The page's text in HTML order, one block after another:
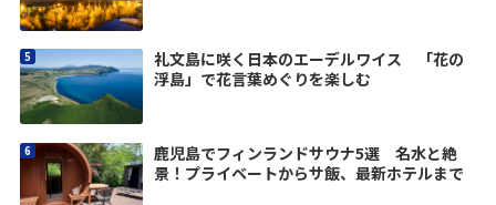
礼文島に咲く日本のエーデルワイス 「花の
浮島」で花言葉めぐりを楽しむ
鹿児島でフィンランドサウナ5選 名水と絶
景！プライベートからサ飯、最新ホテルまで